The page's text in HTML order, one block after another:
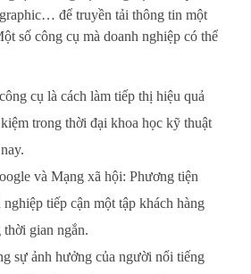
để truyền tải thông tin một
số công cụ mà doanh nghiệp có thể
cụ là cách làm tiếp thị hiệu quả
trong thời đại khoa học kỹ thuật
và Mạng xã hội: Phương tiện
tiếp cận một tập khách hàng
gian ngắn.
sự ảnh hưởng của người nổi tiếng